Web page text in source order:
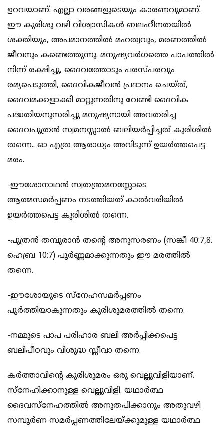
ഉറവയാണ്. എല്ലാ വരങ്ങളുടെയും കാരണവുമാണ്.
ഈ കുരിശു വഴി വിശ്വാസികൾ ബലഹീനതയിൽ
ശക്തിയും, അപമാനത്തിൽ മഹത്വവും, മരണത്തിൽ
ജീവനും കണ്ടെത്തുന്നു. മനുഷ്യവർഗത്തെ പാപത്തിൽ
നിന്ന് രക്ഷിച്ചു, ദൈവത്തോടും പരസ്പരവും
രമ്യപെടുത്തി, ദൈവികജീവൻ പ്രദാനം ചെയ്ത്,
ദൈവമക്കളാക്കി മാറ്റുന്നതിനു വേണ്ടി ദൈവിക
പദ്ധതിയനുസരിച്ചു മനുഷ്യനായി അവതരിച്ച
ദൈവപുത്രൻ സ്വമനസ്സാൽ ബലിയർപ്പിച്ചത് കുരിശിൽ
തന്നെ.. ഓ എത്ര ആരാധ്യം അവിടുന്ന് ഉയർത്തപെട്ട
മരം.
-ഈശോനാഥൻ സ്വതന്ത്രമനസ്സോടെ
ആത്മസമർപ്പണം നടത്തിയത് കാൽവരിയിൽ
ഉയർത്തപെട്ട കുരിശിൽ തന്നെ.
-പുത്രൻ തമ്പുരാൻ തന്റെ അനുസരണം (സങ്കീ 40:7,8.
ഹെബ്ര 10:7) പൂർണ്ണമാക്കുന്നതും ഈ മരത്തിൽ
തന്നെ.
-ഈശോയുടെ സ്നേഹസമർപ്പണം
പൂർത്തിയാകുന്നതും കുരിശുമരത്തിൽ തന്നെ.
-നമ്മുടെ പാപ പരിഹാര ബലി അർപ്പിക്കപെട്ട
ബലിപീഠവും വിശുദ്ധ സ്ലീവാ തന്നെ.
കർത്താവിന്റെ കുരിശുമരം ഒരു വെല്ലുവിളിയാണ്.
സ്നേഹിക്കാനുള്ള വെല്ലുവിളി. യഥാർത്ഥ
ദൈവസ്നേഹത്തിൽ അനുതപിക്കാനും അതുവഴി
സമ്പൂർണ സമർപ്പണത്തിലേയ്ക്കുമുള്ള യഥാർത്ഥ